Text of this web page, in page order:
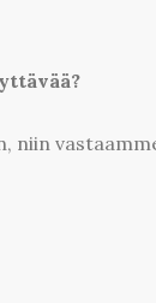
niin